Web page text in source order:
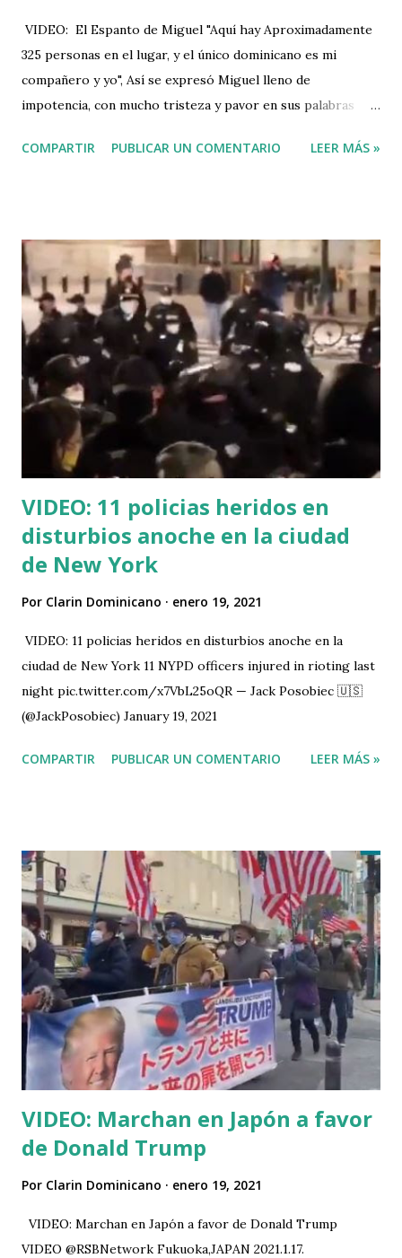
VIDEO: El Espanto de Miguel "Aquí hay Aproximadamente
325 personas en el lugar, y el único dominicano es mi
compañero y yo", Así se expresó Miguel lleno de
impotencia, con mucho tristeza y pavor en sus palabras
soy una persona miedosa, no le tengo miedo a nada, pero
viajó hasta Punta Cana a hacer un trabajo él y su
compañero, pero una vez allá tristemente se tropezó con
una terrible realidad. Sí, esa cruel y rampante realidad que
existe en República Dominicana. Y, así con un velo negro
pero transparente; esa innegable realidad que se pretende
esconder, pero, que aún con la capa de las mentiras y el
cinismo, se deja ver, como los dientes de las risas más locas
y siniestras, debajo de aquel velo transparente, tal cual el...
COMPARTIR PUBLICAR UN COMENTARIO LEER MÁS »
VIDEO: 11 policias heridos en
disturbios anoche en la ciudad
de New York
Por Clarin Dominicano enero 19, 2021
VIDEO: 11 policias heridos en disturbios anoche en la
ciudad de New York 11 NYPD officers injured in rioting last
night pic.twitter.com/x7VbL25oQR — Jack Posobiec 🇺🇸
(@JackPosobiec) January 19, 2021
COMPARTIR PUBLICAR UN COMENTARIO LEER MÁS »
VIDEO: Marchan en Japón a favor
de Donald Trump
Por Clarin Dominicano enero 19, 2021
VIDEO: Marchan en Japón a favor de Donald Trump
VIDEO @RSBNetwork Fukuoka,JAPAN 2021.1.17.